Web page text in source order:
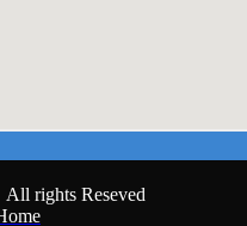
rights Reseved